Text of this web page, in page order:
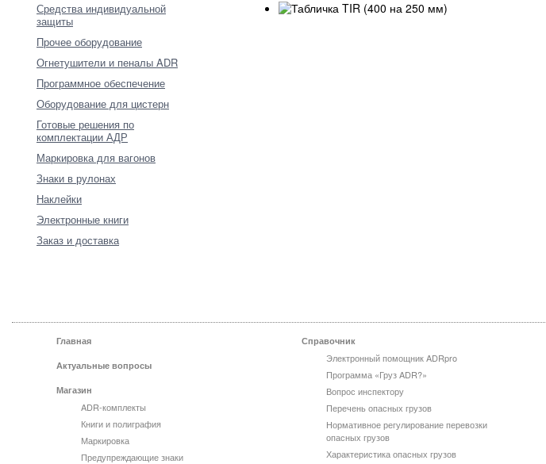
Средства индивидуальной
защиты
Прочее оборудование
Огнетушители и пеналы ADR
Программное обеспечение
Оборудование для цистерн
Готовые решения по
комплектации АДР
Маркировка для вагонов
Знаки в рулонах
Наклейки
Электронные книги
Заказ и доставка
Главная
Актуальные вопросы
Магазин
ADR-комплекты
Книги и полиграфия
Маркировка
Предупреждающие знаки
Справочник
Электронный помощник ADRpro
Программа «Груз ADR?»
Вопрос инспектору
Перечень опасных грузов
Нормативное регулирование перевозки
опасных грузов
Характеристика опасных грузов